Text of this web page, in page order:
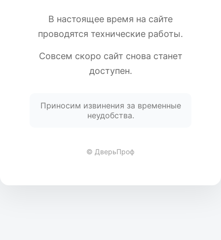
В настоящее время на сайте
проводятся технические работы.
Совсем скоро сайт снова станет
доступен.
Приносим извинения за временные
неудобства.
© ДверьПроф